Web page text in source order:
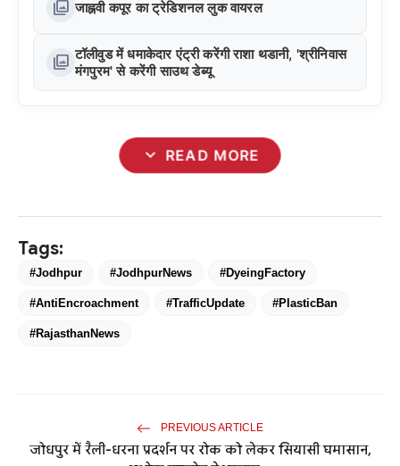
photo_library जाह्नवी कपूर का ट्रेडिशनल लुक वायरल
photo_library टॉलीवुड में धमाकेदार एंट्री करेंगी राशा थडानी, 'श्रीनिवास
मंगपुरम' से करेंगी साउथ डेब्यू
expand_more READ MORE
Tags:
#Jodhpur #JodhpurNews #DyeingFactory
#AntiEncroachment #TrafficUpdate #PlasticBan
#RajasthanNews
PREVIOUS ARTICLE
जोधपुर में रैली-धरना प्रदर्शन पर रोक को लेकर सियासी घमासान,